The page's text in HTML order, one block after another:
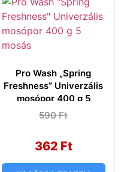
Pro Wash „Spring
Freshness” Univerzális
mosópor 400 g 5
mosás
590Ft
Original
590 Ft.
362 Ft
Current
362 Ft.